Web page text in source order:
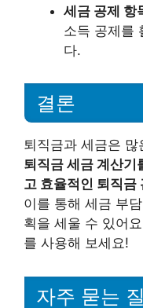
세금 공제 항
소득 공제를
다.
결론
퇴직금과 세금은
퇴직금 세금 계산기
고 효율적인 퇴직금
이를 통해 세금 부
획을 세울 수 있어
를 사용해 보세요!
자주 묻는